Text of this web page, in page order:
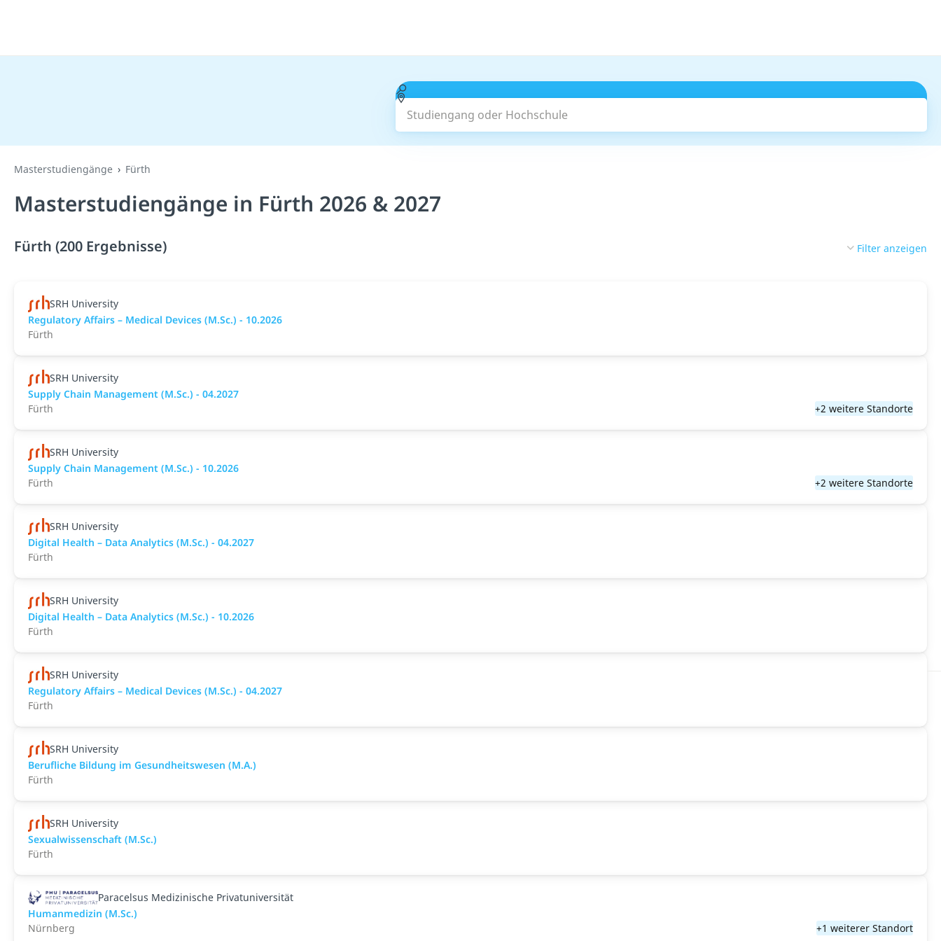
Studiengang oder Hochschule
Masterstudiengänge Fürth
Masterstudiengänge in Fürth 2026 & 2027
Fürth (200 Ergebnisse) Filter anzeigen
SRH University
Regulatory Affairs – Medical Devices (M.Sc.) - 10.2026
Fürth
SRH University
Supply Chain Management (M.Sc.) - 04.2027
Fürth
+2 weitere Standorte
SRH University
Supply Chain Management (M.Sc.) - 10.2026
Fürth
+2 weitere Standorte
SRH University
Digital Health – Data Analytics (M.Sc.) - 04.2027
Fürth
SRH University
Digital Health – Data Analytics (M.Sc.) - 10.2026
Fürth
SRH University
Regulatory Affairs – Medical Devices (M.Sc.) - 04.2027
Fürth
SRH University
Berufliche Bildung im Gesundheitswesen (M.A.)
Fürth
SRH University
Sexualwissenschaft (M.Sc.)
Fürth
Paracelsus Medizinische Privatuniversität
Humanmedizin (M.Sc.)
Nürnberg
+1 weiterer Standort